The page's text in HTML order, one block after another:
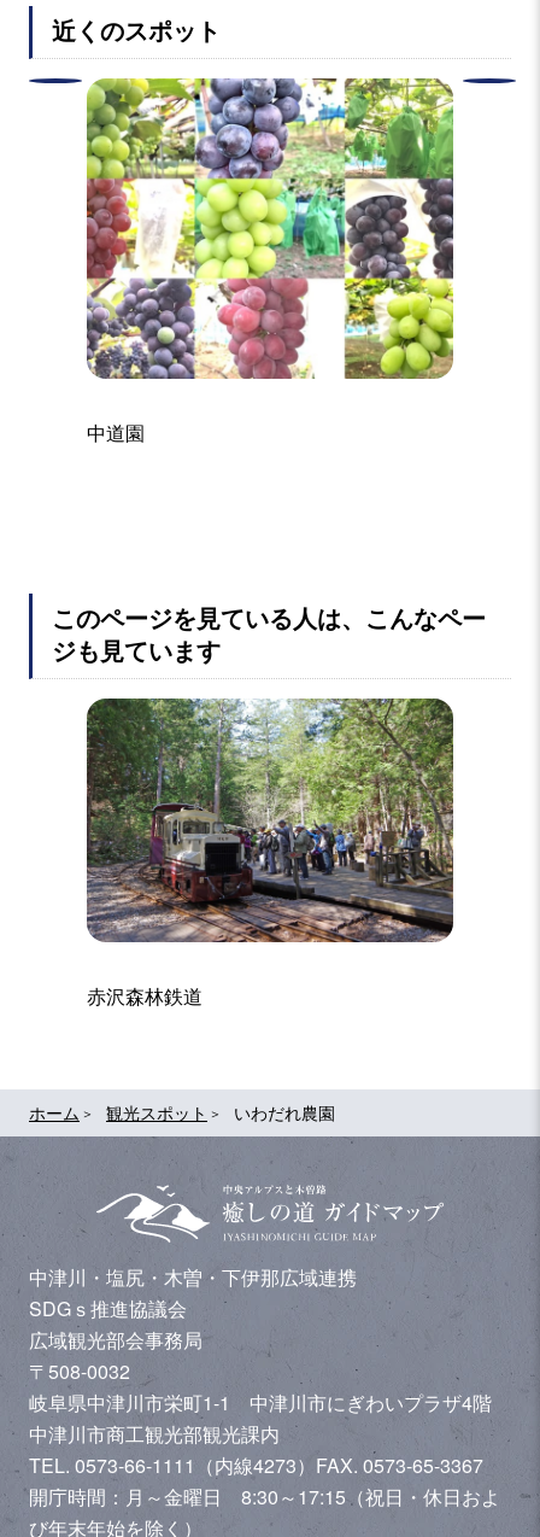
ホーム 観光スポット いわだれ農園
近くのスポット
中道園
このページを見ている人は、こんなペー
ジも見ています
赤沢森林鉄道
中津川・塩尻・木曽・下伊那広域連携
SDGｓ推進協議会
広域観光部会事務局
〒508-0032
岐阜県中津川市栄町1-1 中津川市にぎわいプラザ4階
中津川市商工観光部観光課内
TEL. 0573-66-1111（内線4273） FAX. 0573-65-3367
開庁時間：月～金曜日 8:30～17:15（祝日・休日およ
び年末年始を除く）